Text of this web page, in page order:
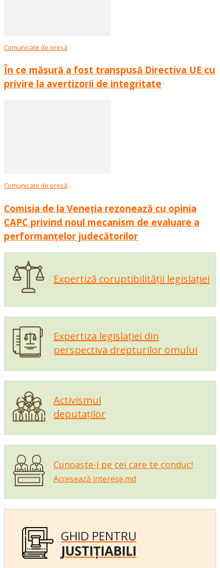
Comunicate de presă
În ce măsură a fost transpusă Directiva UE cu
privire la avertizorii de integritate
Comunicate de presă
Comisia de la Veneția rezonează cu opinia
CAPC privind noul mecanism de evaluare a
performanțelor judecătorilor
Expertiză coruptibilității legislației
Expertiza legislației din
perspectiva drepturilor omului
Activismul
deputaților
Cunoaște-i pe cei care te conduc!
Accesează interese.md
GHID PENTRU
JUSTIȚIABILI